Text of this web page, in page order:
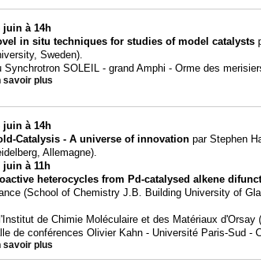
juin à 14h
in situ techniques for studies of model catalysts
Sweden).
Synchrotron SOLEIL - grand Amphi - Orme des
savoir plus
juin à 14h
Catalysis - A universe of innovation par Stephen
Allemagne).
juin à 11h
heterocycles from Pd-catalysed alkene
(School of Chemistry J.B. Building University of
de Chimie Moléculaire et des Matériaux d'Orsay
de conférences Olivier Kahn - Université Paris-Sud -
savoir plus